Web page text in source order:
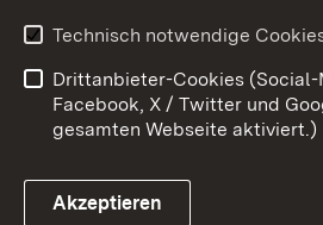
Link zum Landesportal
Barrierefreiheit
Impressum
Technisch notwendige
Drittanbieter-Cookies (Social-
Facebook, X / Twitter und
gesamten Webseite aktiviert.)
Akzeptieren